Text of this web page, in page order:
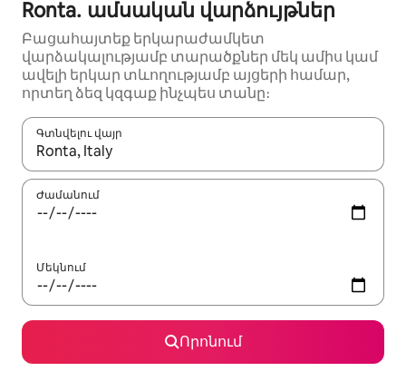
Ronta․ ամսական վարձույթներ
Բացահայտեք երկարաժամկետ
վարձակալությամբ տարածքներ մեկ ամիս կամ
ավելի երկար տևողությամբ այցերի համար,
որտեղ ձեզ կզգաք ինչպես տանը։
Գտնվելու վայր
Երբ արդյունքները հասանելի լինեն, սլաքների
Ժամանում
Մեկնում
Որոնում